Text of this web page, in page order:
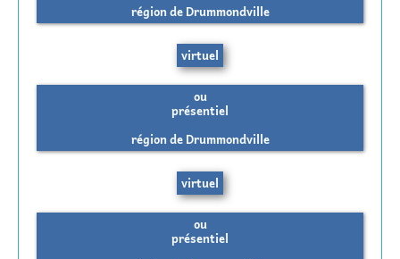
région de Drummondville
virtuel
ou
présentiel
région de Drummondville
virtuel
ou
présentiel